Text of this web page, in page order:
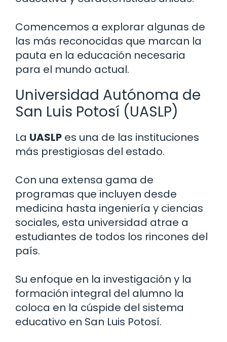
Comencemos a explorar algunas de
las más reconocidas que marcan la
pauta en la educación necesaria
para el mundo actual.
Universidad Autónoma de
San Luis Potosí (UASLP)
La UASLP es una de las instituciones
más prestigiosas del estado.
Con una extensa gama de
programas que incluyen desde
medicina hasta ingeniería y ciencias
sociales, esta universidad atrae a
estudiantes de todos los rincones del
país.
Su enfoque en la investigación y la
formación integral del alumno la
coloca en la cúspide del sistema
educativo en San Luis Potosí.